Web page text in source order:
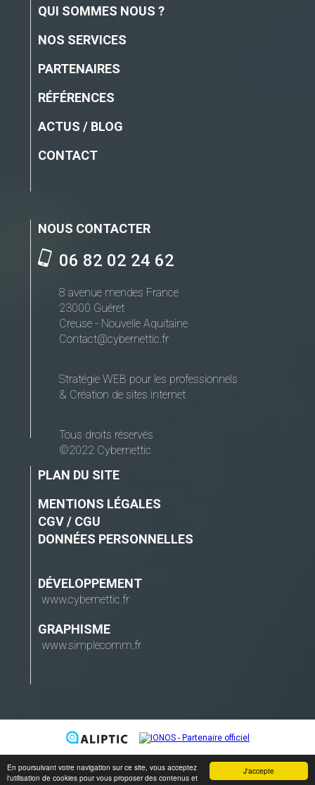
J'accepte
En poursuivant votre navigation sur ce site, vous acceptez
l'utilisation de cookies pour vous proposer des contenus et
QUI SOMMES NOUS ?
NOS SERVICES
PARTENAIRES
RÉFÉRENCES
ACTUS / BLOG
CONTACT
NOUS CONTACTER
06 82 02 24 62
8 avenue mendes France
23000 Guéret
Creuse - Nouvelle Aquitaine
Contact@cybernettic.fr
Stratégie WEB pour les professionnels
& Création de sites internet
Tous droits réservés
©2022 Cybernettic
PLAN DU SITE
MENTIONS LÉGALES
CGV / CGU
DONNÉES PERSONNELLES
DÉVELOPPEMENT
www.cybernettic.fr
GRAPHISME
www.simplecomm.fr